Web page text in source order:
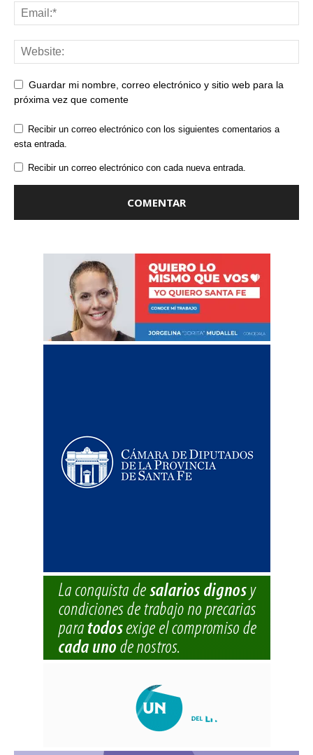
Guardar mi nombre, correo electrónico y sitio web para la
próxima vez que comente
Recibir un correo electrónico con los siguientes comentarios a
esta entrada.
Recibir un correo electrónico con cada nueva entrada.